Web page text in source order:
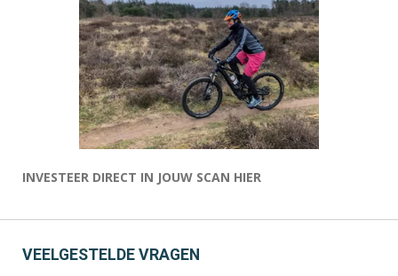
INVESTEER DIRECT IN JOUW SCAN HIER
VEELGESTELDE VRAGEN